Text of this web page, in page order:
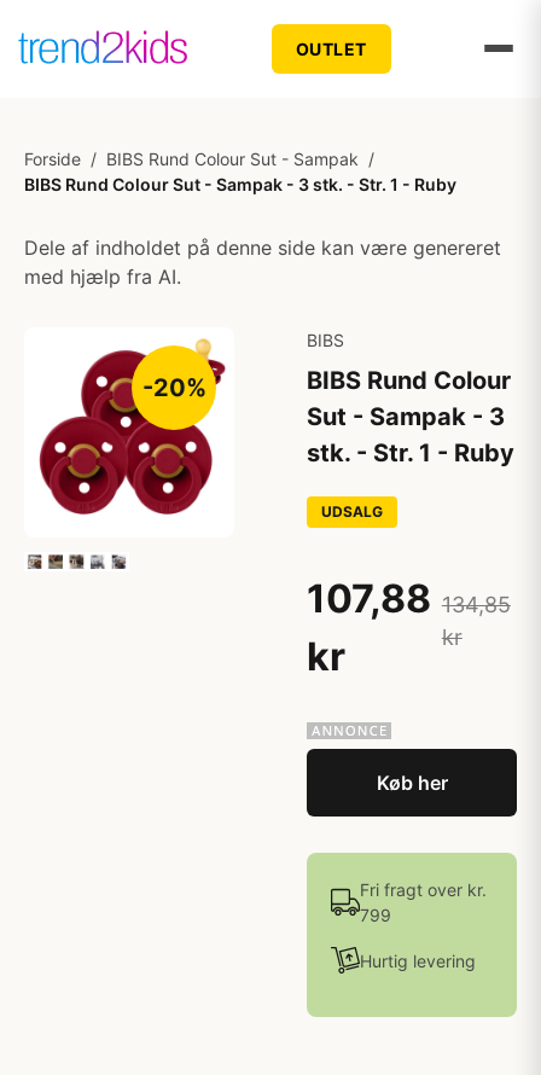
OUTLET
Forside / BIBS Rund Colour Sut - Sampak /
BIBS Rund Colour Sut - Sampak - 3 stk. - Str. 1 - Ruby
Dele af indholdet på denne side kan være genereret
med hjælp fra AI.
-20%
BIBS
BIBS Rund Colour
Sut - Sampak - 3
stk. - Str. 1 - Ruby
UDSALG
107,88
kr
134,85
kr
Køb her
Fri fragt over kr.
799
Hurtig levering